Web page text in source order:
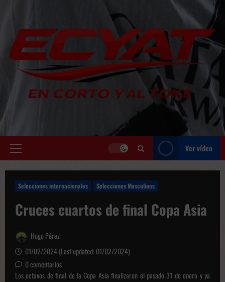
contenido
Menú
Ver vídeo
Selecciones internacionales Selecciones Masculinas
Cruces cuartos de final Copa Asia
Hugo Pérez
01/02/2024 (Last updated: 01/02/2024)
0 comentarios
Los octavos de final de la Copa Asia finalizaron el pasado 31 de enero y ya